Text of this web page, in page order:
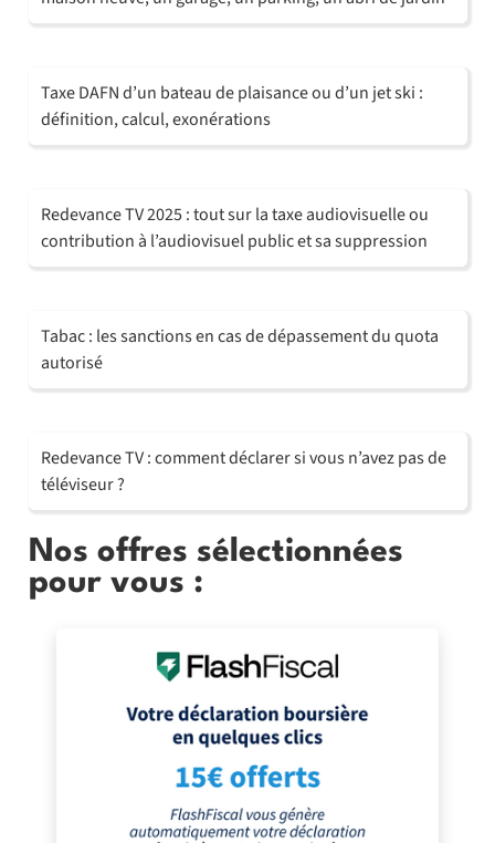
Taxe DAFN d’un bateau de plaisance ou d’un jet ski :
définition, calcul, exonérations
Redevance TV 2025 : tout sur la taxe audiovisuelle ou
contribution à l’audiovisuel public et sa suppression
Tabac : les sanctions en cas de dépassement du quota
autorisé
Redevance TV : comment déclarer si vous n’avez pas de
téléviseur ?
Nos offres sélectionnées
pour vous :